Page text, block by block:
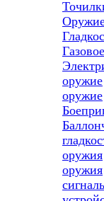
оружие
оружие
оружия
оружия